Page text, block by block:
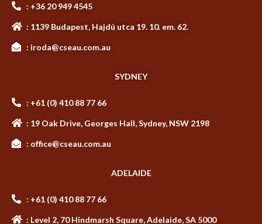
: +36 20 949 4545
: 1139 Budapest, Hajdú utca 19. 10. em. 62.
: iroda@cseau.com.au
SYDNEY
: +61 (0) 410 88 77 66
: 19 Oak Drive, Georges Hall, Sydney, NSW 2198
: office@cseau.com.au
ADELAIDE
: +61 (0) 410 88 77 66
: Level 2, 70 Hindmarsh Square, Adelaide, SA 5000